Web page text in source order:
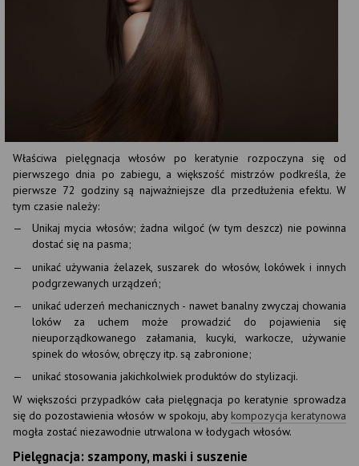
Właściwa pielęgnacja włosów po keratynie rozpoczyna się od
pierwszego dnia po zabiegu, a większość mistrzów podkreśla, że
pierwsze 72 godziny są najważniejsze dla przedłużenia efektu. W
tym czasie należy:
Unikaj mycia włosów; żadna wilgoć (w tym deszcz) nie powinna
dostać się na pasma;
unikać używania żelazek, suszarek do włosów, lokówek i innych
podgrzewanych urządzeń;
unikać uderzeń mechanicznych - nawet banalny zwyczaj chowania
loków za uchem może prowadzić do pojawienia się
nieuporządkowanego załamania, kucyki, warkocze, używanie
spinek do włosów, obręczy itp. są zabronione;
unikać stosowania jakichkolwiek produktów do stylizacji.
W większości przypadków cała pielęgnacja po keratynie sprowadza
się do pozostawienia włosów w spokoju, aby kompozycja keratynowa
mogła zostać niezawodnie utrwalona w łodygach włosów.
Pielęgnacja: szampony, maski i suszenie